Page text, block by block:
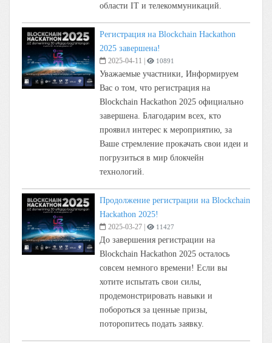
области IT и телекоммуникаций.
Регистрация на Blockchain Hackathon
2025 завершена!
2025-04-11 10891
Уважаемые участники, Информируем
Вас о том, что регистрация на
Blockchain Hackathon 2025 официально
завершена. Благодарим всех, кто
проявил интерес к мероприятию, за
Ваше стремление прокачать свои идеи и
погрузиться в мир блокчейн
технологий.
Продолжение регистрации на Blockchain
Hackathon 2025!
2025-03-27 11427
До завершения регистрации на
Blockchain Hackathon 2025 осталось
совсем немного времени! Если вы
хотите испытать свои силы,
продемонстрировать навыки и
побороться за ценные призы,
поторопитесь подать заявку.